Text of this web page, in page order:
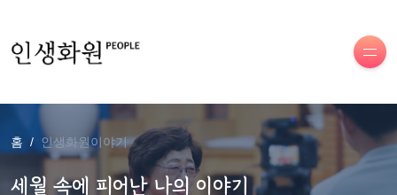
홈 인생화원이야기
세월 속에 피어난 나의 이야기